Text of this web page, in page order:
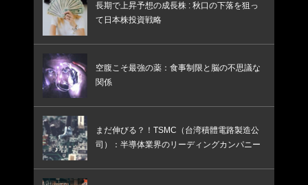
長期で上昇予想の成長株 : 秋口の下落を狙っ
て日本株投資戦略
空腹こそ最強の薬：食事制限と脳の不思議な
関係
まだ伸びる？！TSMC（台湾積體電路製造公
司）：半導体業界のリーディングカンパニー